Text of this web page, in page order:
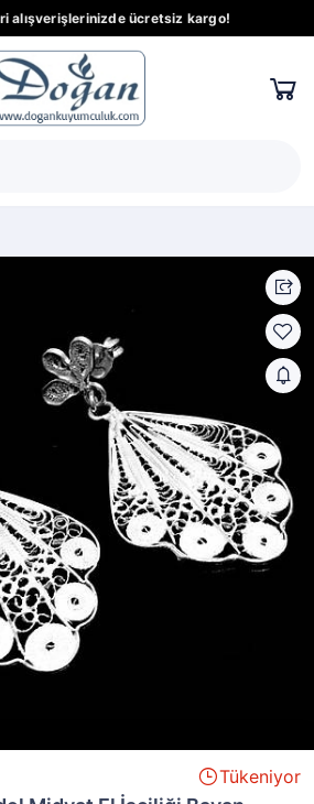
alışverişlerinizde ücretsiz kargo!
Tükeniyor